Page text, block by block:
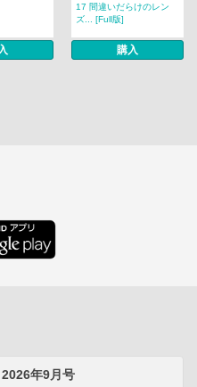
17 間違いだらけのレン
ズ... [Full版]
購入
年9月号